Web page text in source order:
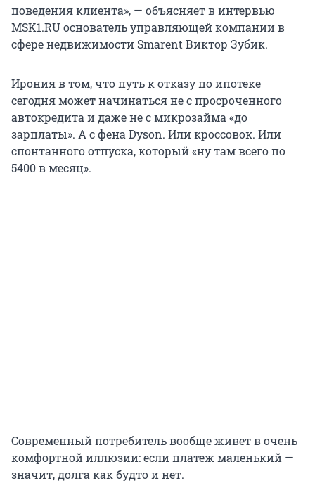
поведения клиента», — объясняет в интервью
MSK1.RU основатель управляющей компании в
сфере недвижимости Smarent Виктор Зубик.
Ирония в том, что путь к отказу по ипотеке
сегодня может начинаться не с просроченного
автокредита и даже не с микрозайма «до
зарплаты». А с фена Dyson. Или кроссовок. Или
спонтанного отпуска, который «ну там всего по
5400 в месяц».
Современный потребитель вообще живет в очень
комфортной иллюзии: если платеж маленький —
значит, долга как будто и нет.